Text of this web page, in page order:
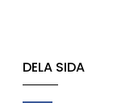
DELA SIDA